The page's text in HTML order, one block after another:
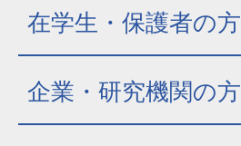
在学生・保護者の方
企業・研究機関の方